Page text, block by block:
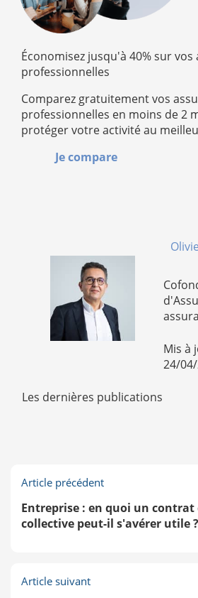
Économisez jusqu'à 40% sur vos
professionnelles
Comparez gratuitement vos
professionnelles en moins de 2
protéger votre activité au
Je compare
Mis à
24/
Les dernières publications
Article précédent
Entreprise : en quoi un contrat
collective peut-il s'avérer utile ?
Article suivant